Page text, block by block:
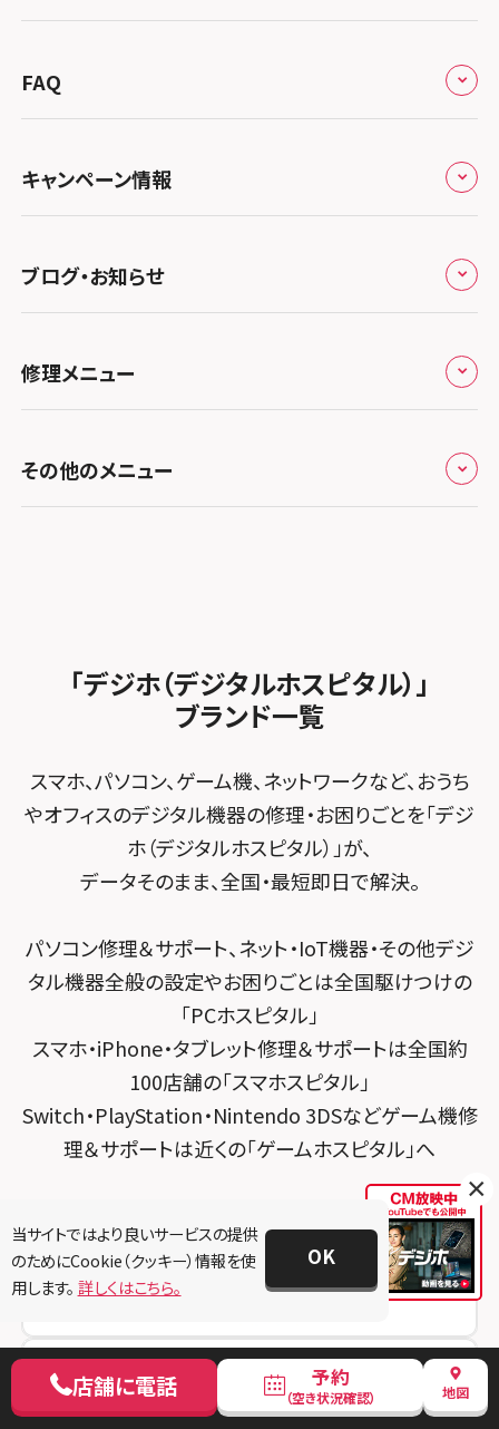
スマホスピタル宇都宮
スマホスピタル 高崎
スマホスピタル鴻巣
スマホスピタル テルル三芳
スマホスピタル 熊谷
スマホスピタル ゲオデジタルベース川口元郷
スマホスピタル埼玉大宮
スマホスピタル テルル蒲生
スマホスピタル テルル新越谷
スマホスピタル テルル草加花栗
スマホスピタル テルル東川口
スマホスピタル テルル松戸五香
スマホスピタル テルル宮野木
スマホスピタル千葉
スマホスピタル 大森
スマホスピタル練馬
スマホスピタル 神田
スマホスピタル三軒茶屋
スマホスピタル秋葉原
スマホスピタル 自由が丘
スマホスピタルオリナス錦糸町
スマホスピタル テルル成増
スマホスピタル池袋
北陸・甲信越
スマホスピタルアル・プラザ小松
スマホスピタル 北陸総合修理センター
スマホスピタル 長野
東海
スマホスピタル岐阜
スマホスピタル 浜松
スマホスピタル静岡パルコ
スマホスピタル 藤枝
スマホスピタル名古屋駅前
スマホスピタル名古屋金山
スマホスピタル 大府
スマホスピタル 西枇杷島
スマホスピタル 尾張旭
スマホスピタル平和が丘
スマホスピタル春日井勝川
関西
スマホスピタル 大阪梅田
スマホスピタル by デジホ 梅田地下（うめちか）
スマホスピタル京橋
スマホスピタル by デジホ天王寺ミオ
スマホスピタル難波
スマホスピタルイオンタウン茨木太田
スマホスピタル住道オペラパーク
スマホスピタル東大阪ロンモール布施
スマホスピタル堺
スマホスピタル 堺出張所
スマホスピタル京都河原町
スマホスピタル宇治槙島
スマホスピタル烏丸
スマホスピタル 京都宇治
スマホスピタル 福知山
スマホスピタル神戸三宮
スマホスピタル by デジホ 姫路キャスパ
スマホスピタル奈良生駒
スマホスピタル和歌山
中国・四国
スマホスピタル岡山駅前
スマホスピタル西条
スマホスピタル by デジホ マークイズ福岡もも
ち
スマホスピタル福岡天神
スマホスピタル熊本下通
スマホスピタル GODOモバイル大分府内町
会社概要
総務省登録業者
特定商取引法に関する表記
プライバシーポリシー
郵送修理依頼
郵送修理の流れ
FAQ
キャンペーン情報
キャンペーン一覧
ブログ・お知らせ
お知らせ
修理メニュー
iPhone修理メニュー
MacBook修理メニュー
その他のメニュー
FCNTスマートフォン修理
「デジホ（デジタルホスピタル）」
ブランド一覧
スマホ、パソコン、ゲーム機、ネットワークなど、おうち
やオフィスのデジタル機器の修理・お困りごとを「デジ
ホ（デジタルホスピタル）」が、
データそのまま、全国・最短即日で解決。
パソコン修理＆サポート、ネット・IoT機器・その他デジ
タル機器全般の設定やお困りごとは全国駆けつけの
「PCホスピタル」
スマホ・iPhone・タブレット修理＆サポートは全国約
100店舗の「スマホスピタル」
Switch・PlayStation・Nintendo 3DSなどゲーム機修
理＆サポートは近くの「ゲームホスピタル」へ
店舗に電話 予約
（空き状況確認） 地図
×
当サイトではより良いサービスの提供
のためにCookie（クッキー）情報を使
用します。 詳しくはこちら。
OK